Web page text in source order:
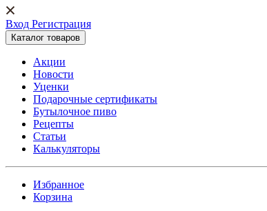
Вход Регистрация
Каталог товаров
Акции
Новости
Уценки
Подарочные сертификаты
Бутылочное пиво
Рецепты
Статьи
Калькуляторы
Избранное
Корзина